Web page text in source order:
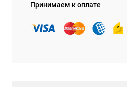
Принимаем к оплате